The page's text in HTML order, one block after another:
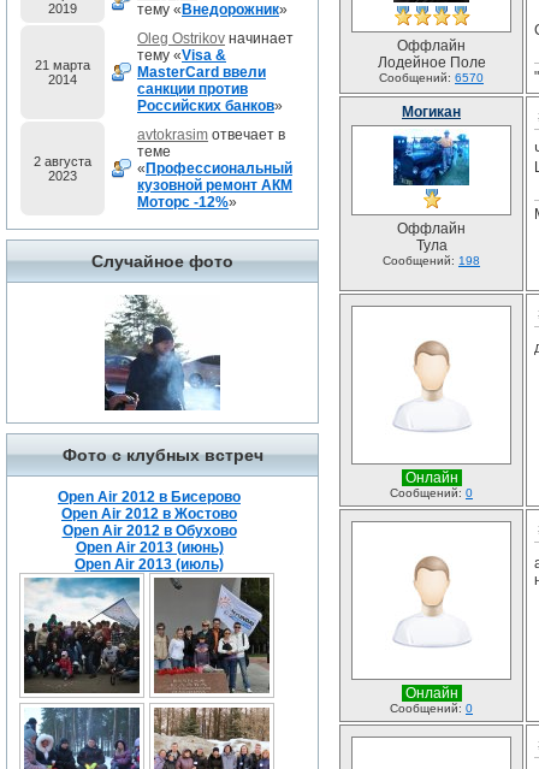
2019
тему « Внедорожник»
21 марта
2014
Oleg Ostrikov начинает
тему «Visa &
MasterCard ввели
санкции против
Российских банков»
2 августа
2023
avtokrasim отвечает в
теме
« Профессиональный
кузовной ремонт АКМ
Моторс -12%»
Случайное фото
Фото с клубных встреч
Open Air 2012 в Бисерово
Open Air 2012 в Жостово
Open Air 2012 в Обухово
Open Air 2013 (июнь)
Open Air 2013 (июль)
Оффлайн
Лодейное Поле
Сообщений: 6570
Могикан
Оффлайн
Тула
Сообщений: 198
Онлайн
Сообщений: 0
Онлайн
Сообщений: 0